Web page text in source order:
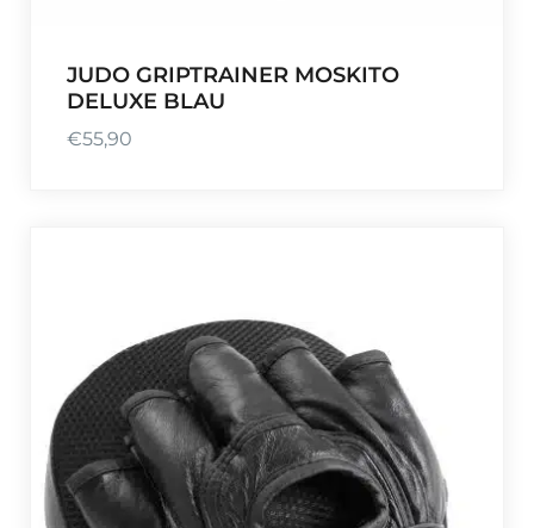
JUDO GRIPTRAINER MOSKITO
DELUXE BLAU
€55,90